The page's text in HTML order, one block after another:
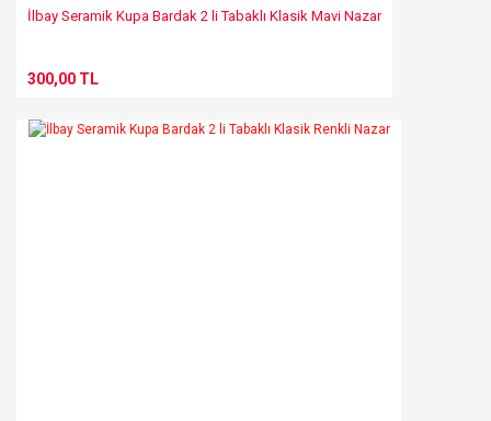
İlbay Seramik Kupa Bardak 2 li Tabaklı Klasik Mavi Nazar
300,00 TL